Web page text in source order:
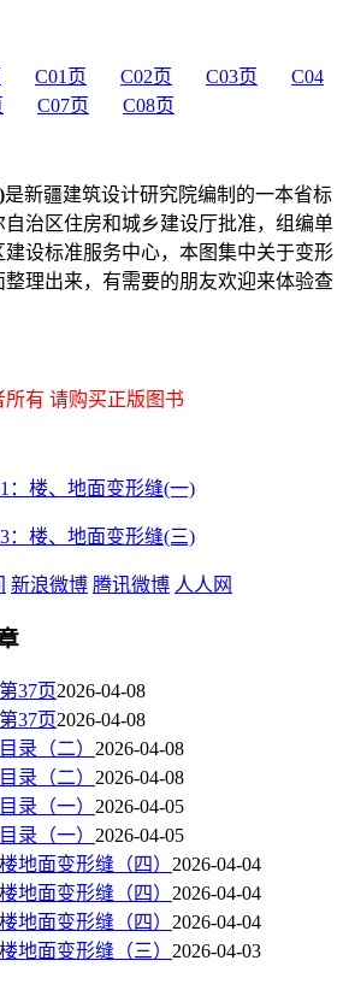
C01页 C02页 C03页
C04
C07页 C08页
是新疆建筑设计研究院编制的一本省标
自治区住房和城乡建设厅批准，组编单
设标准服务中心，本图集中关于变形
理出来，有需要的朋友欢迎来体验查
有 请购买正版图书
：楼、地面变形缝(一)
：楼、地面变形缝(三)
新浪微博 腾讯微博 人人网
37页2026-04-08
37页2026-04-08
录（二） 2026-04-08
录（二） 2026-04-08
录（一） 2026-04-05
录（一） 2026-04-05
地面变形缝（四） 2026-04-04
地面变形缝（四） 2026-04-04
地面变形缝（四） 2026-04-04
地面变形缝（三） 2026-04-03